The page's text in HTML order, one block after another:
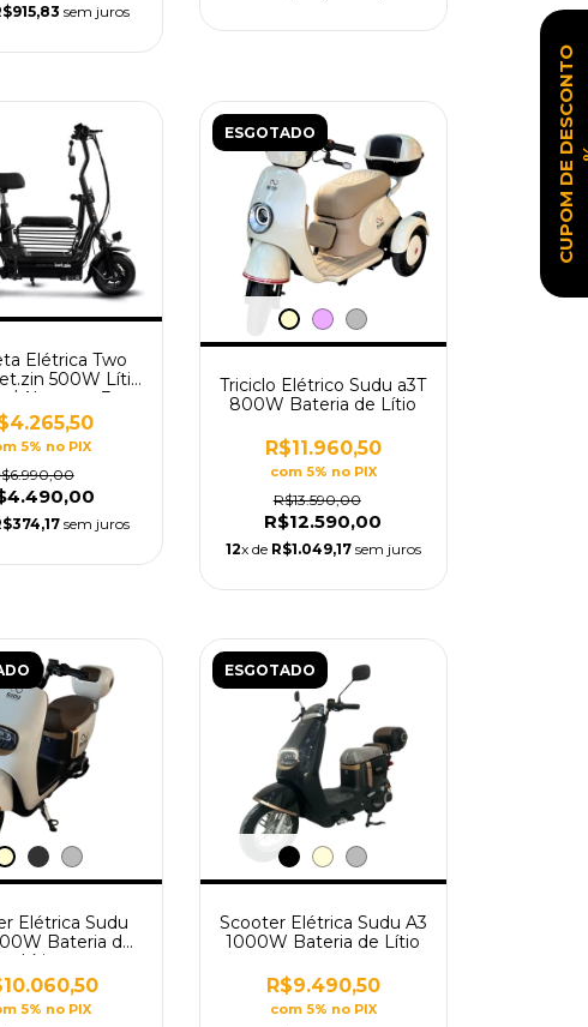
sem juros
Elétrica Two
500W Lítio
c/ Alarme e 3
Lugares
5% no PIX
sem juros
ESGOTADO
Triciclo Elétrico Sudu a3T
800W Bateria de Lítio
R$11.960,50
com 5% no PIX
R$13.590,00
R$12.590,00
12x de R$1.049,17sem juros
Elétrica Sudu
Bateria de
Lítio
5% no PIX
ESGOTADO
Scooter Elétrica Sudu A3
1000W Bateria de Lítio
R$9.490,50
com 5% no PIX
C
U
P
O
M
D
E
D
E
S
C
O
N
T
O